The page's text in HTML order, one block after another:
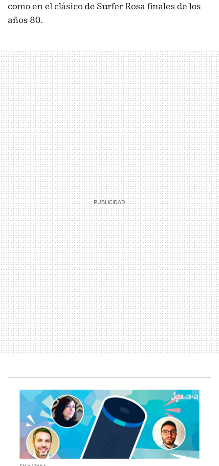
como en el clásico de Surfer Rosa finales de los
años 80.